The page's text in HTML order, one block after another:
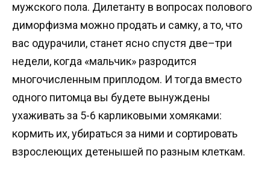
мужского пола. Дилетанту в вопросах полового
диморфизма можно продать и самку, а то, что
вас одурачили, станет ясно спустя две–три
недели, когда «мальчик» разродится
многочисленным приплодом. И тогда вместо
одного питомца вы будете вынуждены
ухаживать за 5-6 карликовыми хомяками:
кормить их, убираться за ними и сортировать
взрослеющих детенышей по разным клеткам.